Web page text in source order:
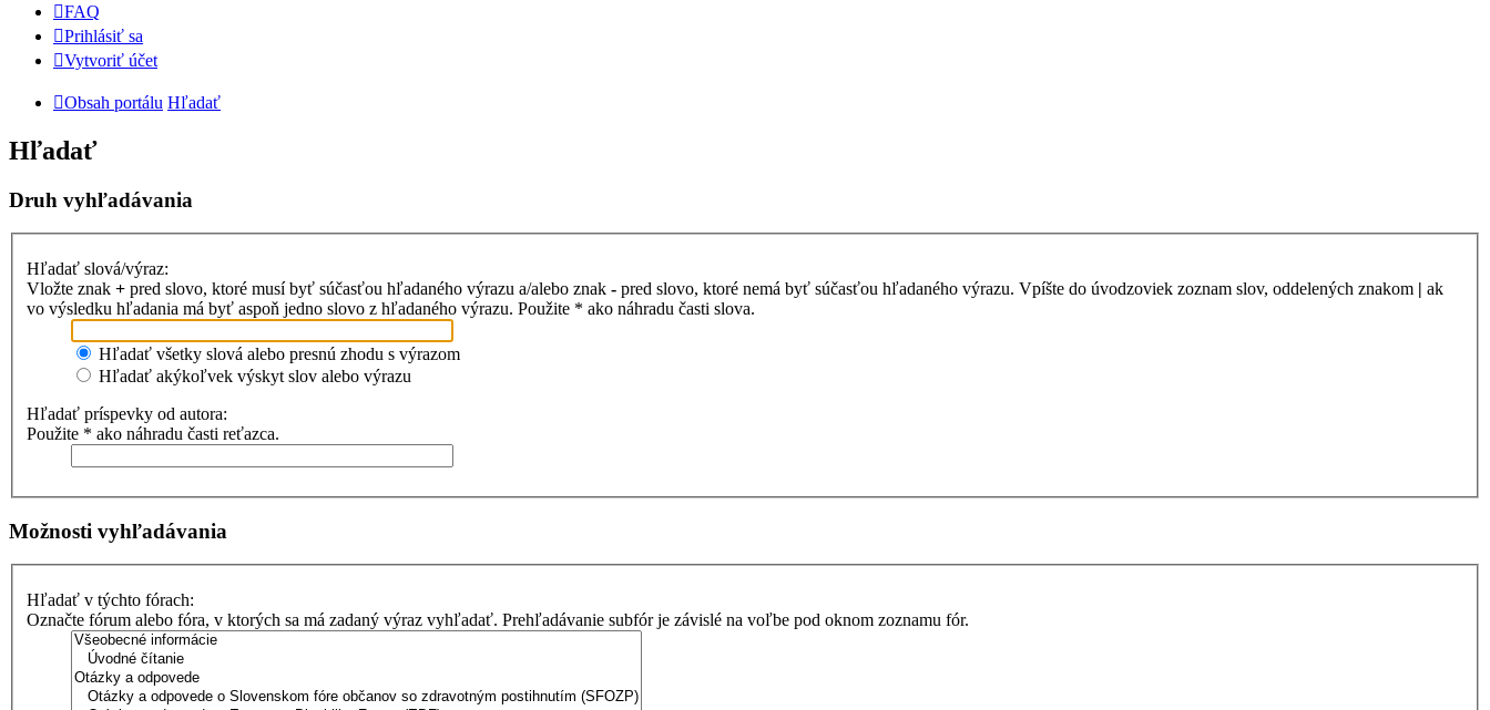
FAQ
Prihlásiť sa
Vytvoriť účet
Obsah portálu Hľadať
Hľadať
Druh vyhľadávania
Hľadať slová/výraz:
Vložte znak + pred slovo, ktoré musí byť súčasťou hľadaného výrazu a/alebo znak - pred slovo, ktoré nemá byť súčasťou hľadaného výrazu. Vpíšte do úvodzoviek zoznam slov, oddelených znakom | ak
vo výsledku hľadania má byť aspoň jedno slovo z hľadaného výrazu. Použite * ako náhradu časti slova.
Hľadať všetky slová alebo presnú zhodu s výrazom
Hľadať akýkoľvek výskyt slov alebo výrazu
Hľadať príspevky od autora:
Použite * ako náhradu časti reťazca.
Možnosti vyhľadávania
Hľadať v týchto fórach:
Označte fórum alebo fóra, v ktorých sa má zadaný výraz vyhľadať. Prehľadávanie subfór je závislé na voľbe pod oknom zoznamu fór.